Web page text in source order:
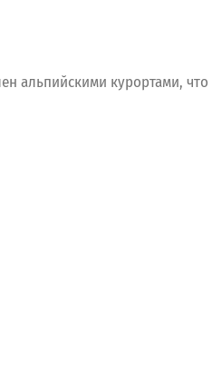
альпийскими курортами, что